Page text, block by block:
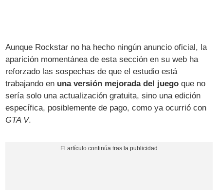
Aunque Rockstar no ha hecho ningún anuncio oficial, la
aparición momentánea de esta sección en su web ha
reforzado las sospechas de que el estudio está
trabajando en una versión mejorada del juego que no
sería solo una actualización gratuita, sino una edición
específica, posiblemente de pago, como ya ocurrió con
GTA V.